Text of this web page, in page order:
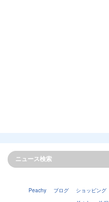
Peachy ブログ ショッピング